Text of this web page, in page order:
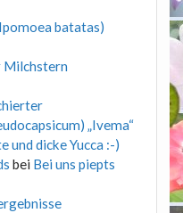
batatas)
Milchstern
„Ivema“
und dicke Yucca :-)
bei Bei uns piepts